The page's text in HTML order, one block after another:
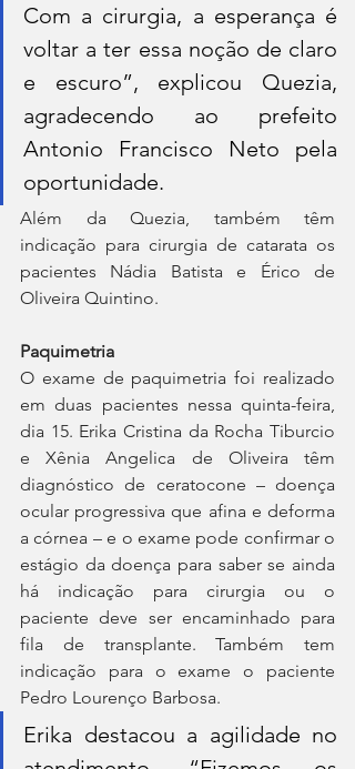
Com a cirurgia, a esperança é
voltar a ter essa noção de claro
e escuro”, explicou Quezia,
agradecendo ao prefeito
Antonio Francisco Neto pela
oportunidade.
Além da Quezia, também têm
indicação para cirurgia de catarata os
pacientes Nádia Batista e Érico de
Oliveira Quintino.
Paquimetria
O exame de paquimetria foi realizado
em duas pacientes nessa quinta-feira,
dia 15. Erika Cristina da Rocha Tiburcio
e Xênia Angelica de Oliveira têm
diagnóstico de ceratocone – doença
ocular progressiva que afina e deforma
a córnea – e o exame pode confirmar o
estágio da doença para saber se ainda
há indicação para cirurgia ou o
paciente deve ser encaminhado para
fila de transplante. Também tem
indicação para o exame o paciente
Pedro Lourenço Barbosa.
Erika destacou a agilidade no